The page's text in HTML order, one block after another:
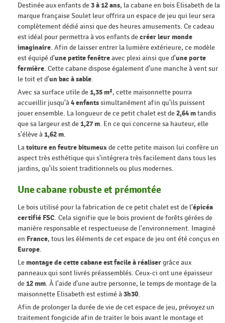
Destinée aux enfants de3 à 12 ans, la cabane en bois Elisabeth de la
marque française Soulet leur offrira un espace de jeu qui leur sera
complètement dédié ainsi que des heures amusements. Ce cadeau
est idéal pour permettra à vos enfants decréer leur monde
imaginaire. Afin de laisser entrer la lumière extérieure, ce modèle
est équipé d'une petite fenêtreavec plexi ainsi que d'une porte
fermière. Cette cabane dispose également d'une manche à vent sur
le toit et d'un bac à sable.
Avec sa surface utile de1,35 m², cette maisonnette pourra
accueillir jusqu'à4 enfantssimultanément afin qu'ils puissent
jouer ensemble. La longueur de ce petit chalet est de2,64 mtandis
que sa largeur est de1,27 m. En ce qui concerne sa hauteur, elle
s'élève à1,62 m.
Latoiture en feutre bitumeuxde cette petite maison lui confère un
aspect très esthétique qui s'intégrera très facilement dans tous les
jardins, qu'ils soient traditionnels ou plus modernes.
Une cabane robuste et prémontée
Le bois utilisé pour la fabrication de ce petit chalet est de l'épicéa
certifié FSC. Cela signifie que le bois provient de forêts gérées de
manière responsable et respectueuse de l'environnement. Imaginé
en France, tous les éléments de cet espace de jeu ont été conçus en
Europe.
Lemontage de cette cabane est facile à réalisergrâce aux
panneaux qui sont livrés préassemblés. Ceux-ci ont une épaisseur
de12 mm. À l'aide d'une autre personne, le temps de montage de la
maisonnette Elisabeth est estimé à3h30.
Afin de prolonger la durée de vie de cet espace de jeu, prévoyez un
traitement fongicide afin de traiter le bois avant le montage et